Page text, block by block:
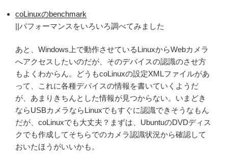
coLinuxのbenchmark
||パフォーマンスをいろいろ調べてみました
あと、Windows上で動作させているLinuxからWebカメラ
へアクセスしたいのだが、そのデバイスの認識のさせ方
もよくわからん。どうもcoLinuxの設定XMLファイルがあ
って、これに各種デバイスの情報を書いていくようだ
が、あまりきちんとした情報が見つからない。いまどき
ならUSBカメラならLinuxでもすぐに認識できそうなもん
だが、coLinuxでも大丈夫？まずは、UbuntuのDVDディス
クでも作成してそちらでのカメラ認識状況から確認して
おいたほうがいいかも。